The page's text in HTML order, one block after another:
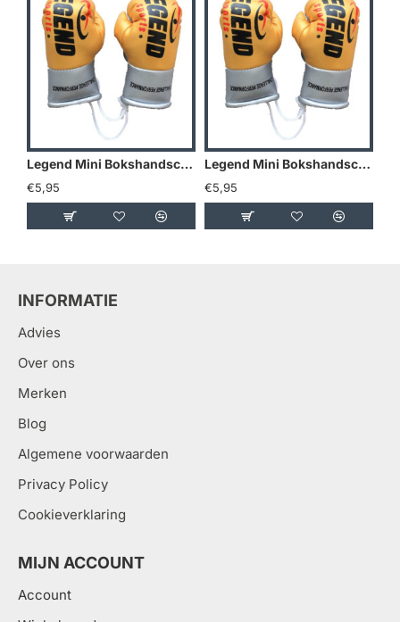
Legend Mini Bokshandschoenen - Goud/Geel
€5,95
Legend Mini Bokshandschoenen - Holland
€5,95
INFORMATIE
Advies
Over ons
Merken
Blog
Algemene voorwaarden
Privacy Policy
Cookieverklaring
MIJN ACCOUNT
Account